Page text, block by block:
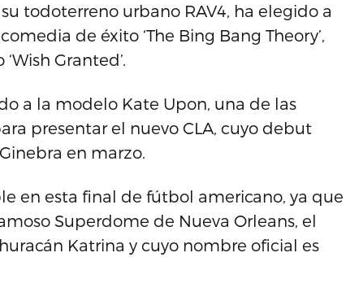
todoterreno urbano RAV4, ha elegido a
de éxito ‘The Bing Bang Theory’,
Granted’.
a la modelo Kate Upon, una de las
presentar el nuevo CLA, cuyo debut
en marzo.
en esta final de fútbol americano, ya que
Superdome de Nueva Orleans, el
Katrina y cuyo nombre oficial es